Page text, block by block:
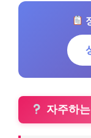
자주하